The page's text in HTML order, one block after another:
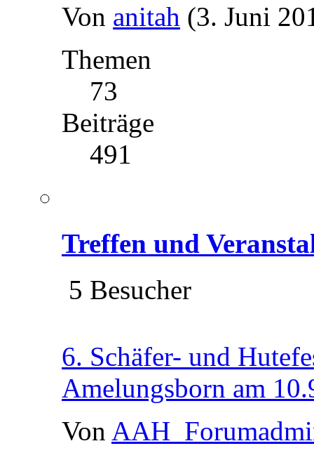
Von anitah (3. Juni
Themen
73
Beiträge
491
Treffen und
5 Besucher
6. Schäfer- und
Amelungsborn am
Von